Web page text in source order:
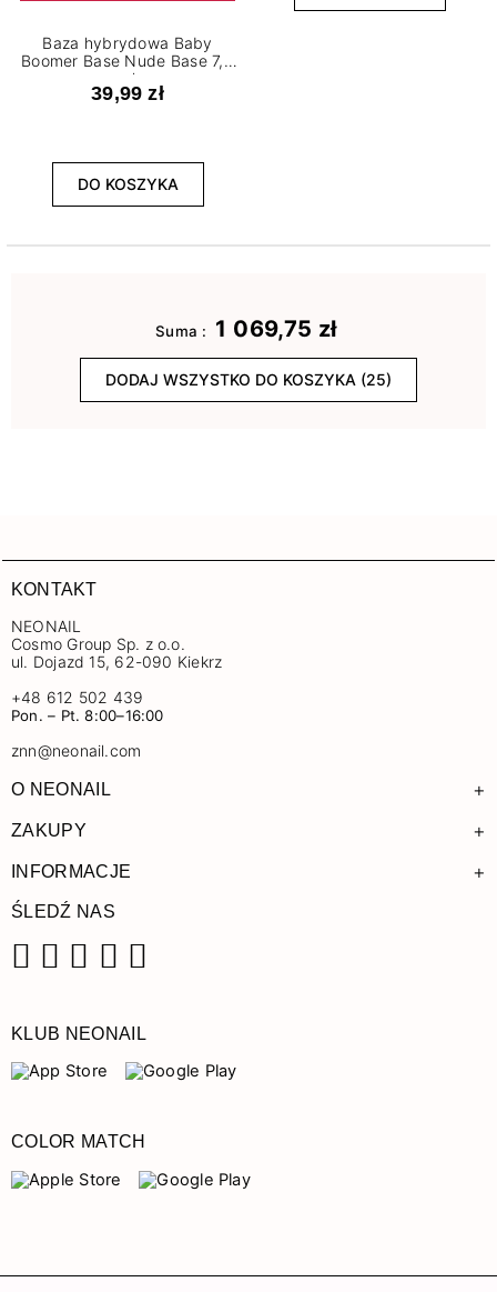
Baza hybrydowa Baby
Boomer Base Nude Base 7,2
ml
39,99 zł
DO KOSZYKA
Suma : 1 069,75 zł
DODAJ WSZYSTKO DO KOSZYKA (25)
KONTAKT
NEONAIL
Cosmo Group Sp. z o.o.
ul. Dojazd 15, 62-090 Kiekrz
+48 612 502 439
Pon. – Pt. 8:00–16:00
znn@neonail.com
O NEONAIL +
ZAKUPY +
INFORMACJE +
ŚLEDŹ NAS
KLUB NEONAIL
COLOR MATCH